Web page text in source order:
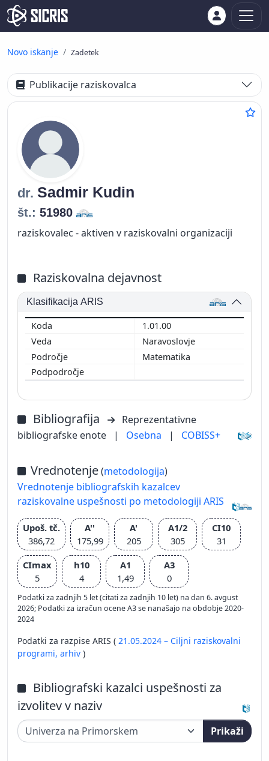
Novo iskanje Zadetek
Publikacije raziskovalca
dr. Sadmir Kudin
št.: 51980
raziskovalec - aktiven v raziskovalni organizaciji
Raziskovalna dejavnost
Klasifikacija ARIS
1.01.00
Naravoslovje
Matematika
Bibliografija
Reprezentativne
bibliografske enote
| Osebna | COBISS+
Vrednotenje(metodologija)
Vrednotenje bibliografskih kazalcev
raziskovalne uspešnosti po metodologiji ARIS
Upoš. tč.
386,72
A''
175,99
A'
205
A1/2
305
CI10
31
CImax
5
h10
4
A1
1,49
A3
0
Podatki za zadnjih 5 let (citati za zadnjih 10 let) na dan 6. avgust
2026; Podatki za izračun ocene A3 se nanašajo na obdobje 2020-
2024
Podatki za razpise ARIS ( 21.05.2024 – Ciljni raziskovalni
programi, arhiv )
Bibliografski kazalci uspešnosti za
izvolitev v naziv
Prikaži